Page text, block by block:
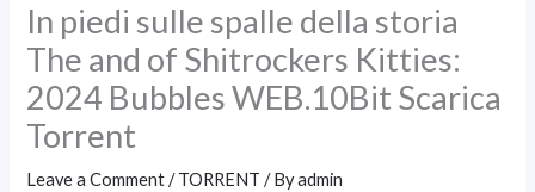
In piedi sulle spalle della storia
The and of Shitrockers Kitties:
2024 Bubbles WEB.10Bit Scarica
Torrent
Leave a Comment /TORRENT / Byadmin